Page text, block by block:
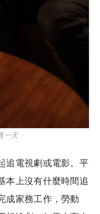
一天
追電視劇或電影。平
本上沒有什麼時間追
成家務工作，勞動